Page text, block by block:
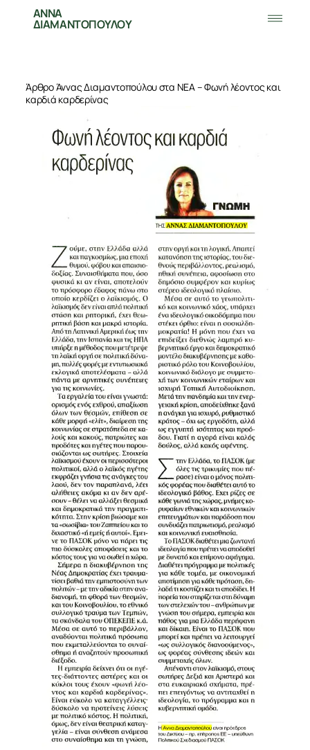
ΑΝΝΑ
ΔΙΑΜΑΝΤΟΠΟΥΛΟΥ
Άρθρο Άννας Διαμαντοπούλου στα ΝΕΑ – Φωνή λέοντος και
καρδιά καρδερίνας